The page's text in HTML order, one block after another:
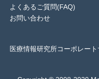
よくあるご質問(FAQ)
お問い合わせ
医療情報研究所コーポレート